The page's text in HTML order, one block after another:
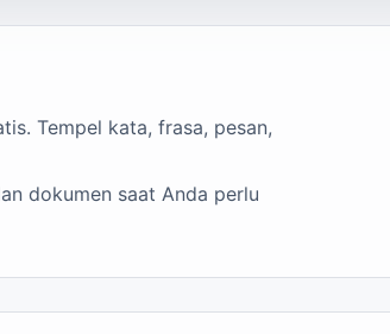
Tempel kata, frasa, pesan,
dokumen saat Anda perlu